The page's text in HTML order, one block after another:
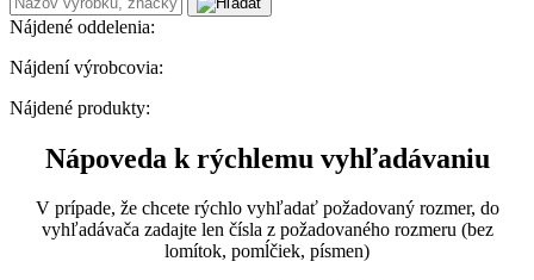
Nájdené oddelenia:
Nájdení výrobcovia:
Nájdené produkty:
Nápoveda k rýchlemu vyhľadávaniu
V prípade, že chcete rýchlo vyhľadať požadovaný rozmer, do
vyhľadávača zadajte len čísla z požadovaného rozmeru (bez
lomítok, pomĺčiek, písmen)